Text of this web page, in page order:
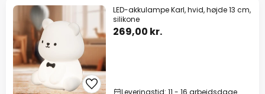
LED-akkulampe Karl, hvid, højde 13 cm,
silikone
269,00 kr.